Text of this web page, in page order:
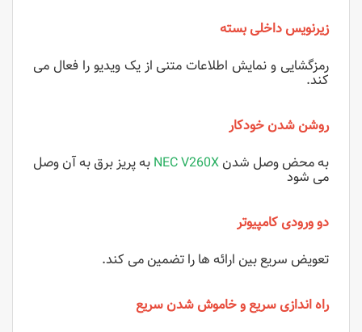
زیرنویس داخلی بسته
رمزگشایی و نمایش اطلاعات متنی از یک ویدیو را فعال می
کند.
روشن شدن خودکار
به محض وصل شدنNEC V260Xبه پریز برق به آن وصل
می شود
دو ورودی کامپیوتر
تعویض سریع بین ارائه ها را تضمین می کند.
راه اندازی سریع و خاموش شدن سریع